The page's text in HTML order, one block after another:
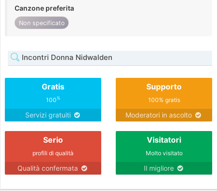
Canzone preferita
Non specificato
Incontri Donna Nidwalden
Gratis
100%
Servizi gratuiti
Supporto
100% gratis
Moderatori in ascolto
Serio
profili di qualità
Qualità confermata
Visitatori
Molto visitato
Il migliore